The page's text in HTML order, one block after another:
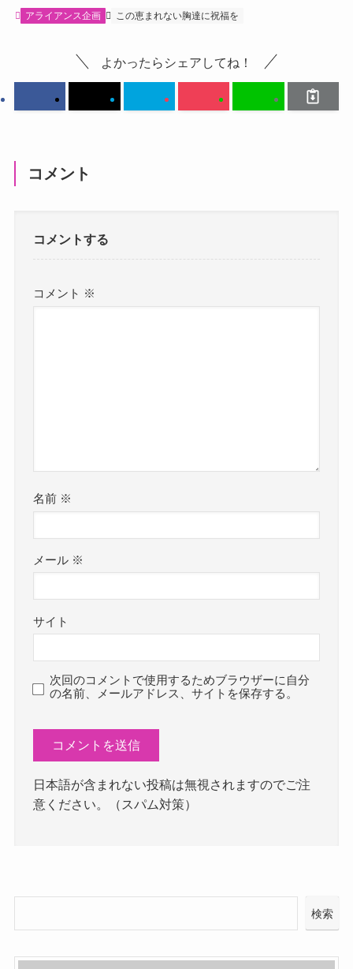
アライアンス企画 この恵まれない胸達に祝福を
よかったらシェアしてね！
コメント
コメントする
コメント ※
名前 ※
メール ※
サイト
次回のコメントで使用するためブラウザーに自分
の名前、メールアドレス、サイトを保存する。
日本語が含まれない投稿は無視されますのでご注
意ください。（スパム対策）
検索